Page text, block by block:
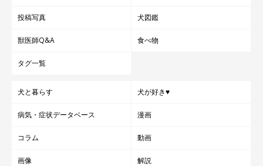
投稿写真 犬図鑑
獣医師Q&A 食べ物
タグ一覧
犬と暮らす 犬が好き♥
病気・症状データベース 漫画
コラム 動画
画像 解説